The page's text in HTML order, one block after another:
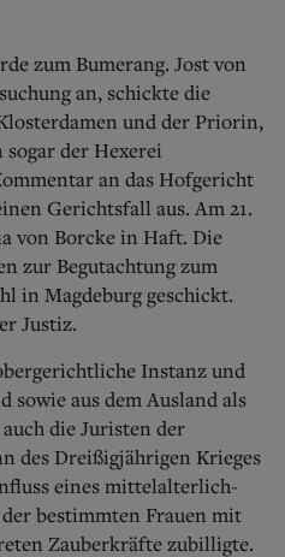
zum Bumerang. Jost von
an, schickte die
und der Priorin,
der Hexerei
an das Hofgericht
Gerichtsfall aus. Am 21.
von Borcke in Haft. Die
zur Begutachtung zum
in Magdeburg geschickt.
Justiz.
Instanz und
sowie aus dem Ausland als
die Juristen der
des Dreißigjährigen Krieges
eines mittelalterlich-
bestimmten Frauen mit
Zauberkräfte zubilligte.